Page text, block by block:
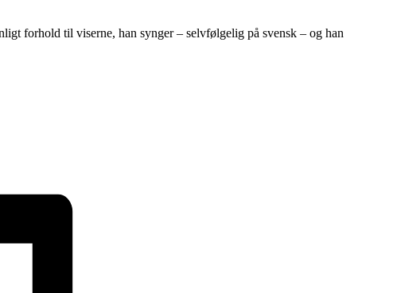
forhold til viserne, han synger – selvfølgelig på svensk – og han